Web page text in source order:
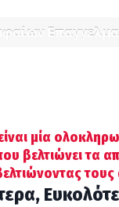
μία
βελτιώνει τα